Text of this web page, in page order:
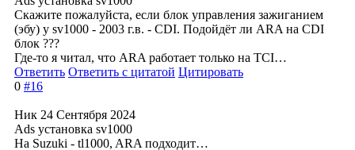
Скажите пожалуйста, если блок управления зажиганием
(эбу) у sv1000 - 2003 г.в. - CDI. Подойдёт ли ARA на CDI
блок ???
Где-то я читал, что ARA работает только на TCI…
Ответить Ответить с цитатой Цитировать
0 #16
Ник 24 Сентября 2024
Ads установка sv1000
На Suzuki - tl1000, ARA подходит…